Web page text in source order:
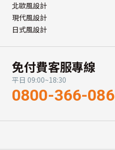
北歐風設計
現代風設計
日式風設計
免付費客服專線
平日 09:00~18:30
0800-366-086